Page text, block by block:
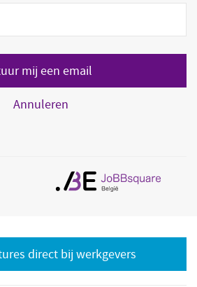
Annuleren
direct bij werkgevers